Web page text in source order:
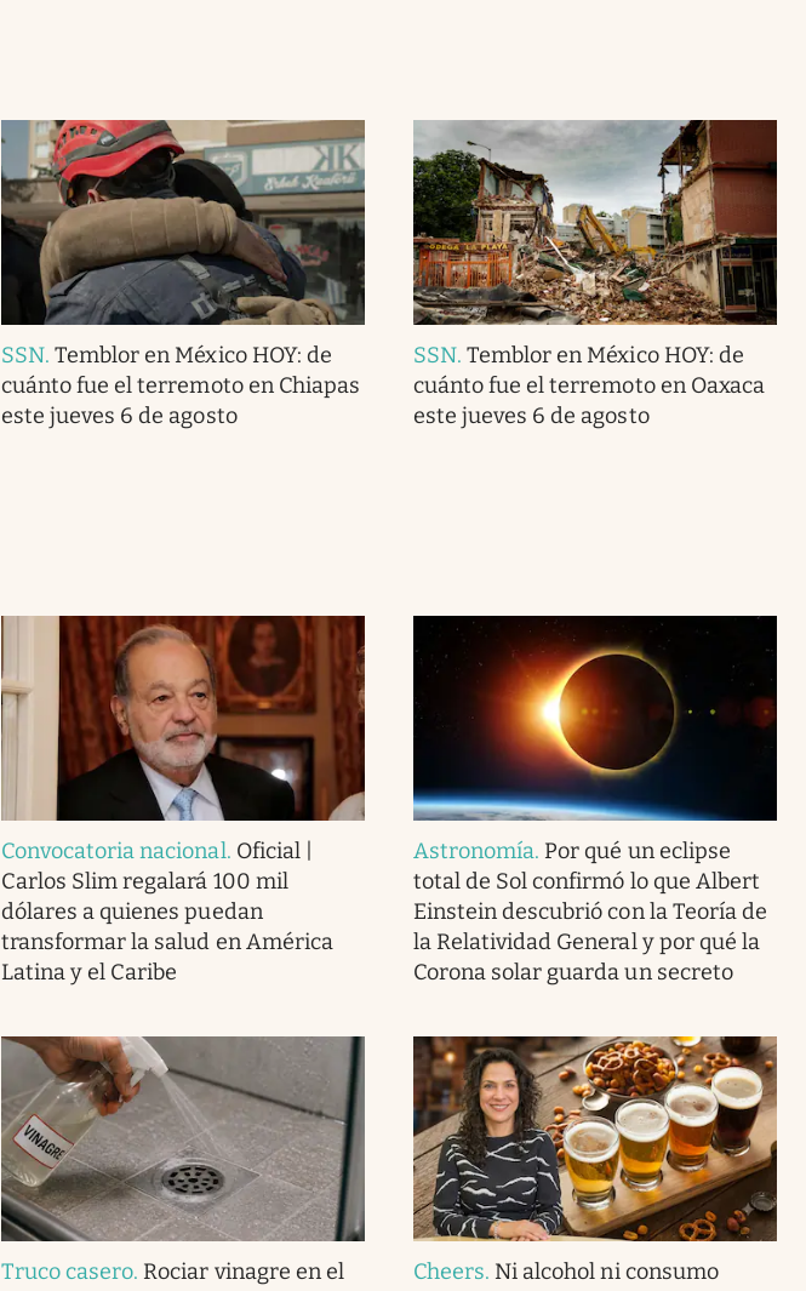
SSN.Temblor en México HOY: de
cuánto fue el terremoto en Chiapas
este jueves 6 de agosto
SSN.Temblor en México HOY: de
cuánto fue el terremoto en Oaxaca
este jueves 6 de agosto
Convocatoria nacional. Oficial |
Carlos Slim regalará 100 mil
dólares a quienes puedan
transformar la salud en América
Latina y el Caribe
Astronomía. Por qué un eclipse
total de Sol confirmó lo que Albert
Einstein descubrió con la Teoría de
la Relatividad General y por qué la
Corona solar guarda un secreto
Truco casero. Rociar vinagre en el
Cheers. Ni alcohol ni consumo